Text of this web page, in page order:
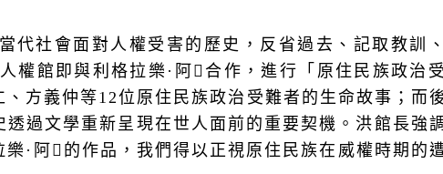
代社會面對人權受害的歷史，反省過去、記取教訓
權館即與利格拉樂·阿𡠄合作，進行「原住民族政治
方義仲等 12位原住民族政治受難者的生命故事；而
過文學重新呈現在世人面前的重要契機。洪館長強
·阿𡠄的作品，我們得以正視原住民族在威權時期的